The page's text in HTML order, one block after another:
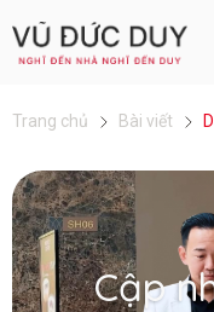
Trang chủ Bài viết
Cập